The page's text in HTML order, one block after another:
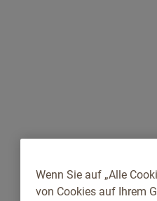
Wenn Sie auf „Alle
von Cookies auf Ihrem